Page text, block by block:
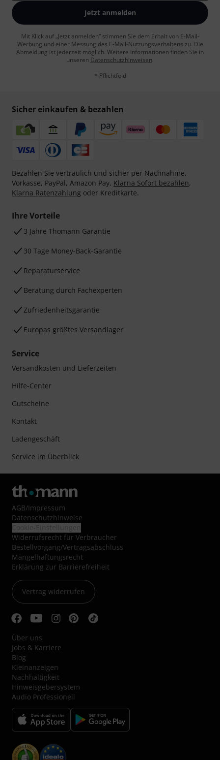
Jetzt anmelden
Mit Klick auf „Jetzt anmelden“ stimmen Sie dem Erhalt von E-Mail-
Werbung und einer Messung des E-Mail-Nutzungsverhaltens zu. Die
Abmeldung ist jederzeit möglich. Weitere Informationen finden Sie in
unseren Datenschutzhinweisen.
* Pflichtfeld
Sicher einkaufen & bezahlen
Bezahlen Sie vertraulich und sicher per Nachnahme,
Vorkasse, PayPal, Amazon Pay, Klarna Sofort bezahlen,
Klarna Ratenzahlung oder Kreditkarte.
Ihre Vorteile
3 Jahre Thomann Garantie
30 Tage Money-Back-Garantie
Reparaturservice
Beratung durch Fachexperten
Zufriedenheitsgarantie
Europas größtes Versandlager
Service
Versandkosten und Lieferzeiten
Hilfe-Center
Gutscheine
Kontakt
Ladengeschäft
Service im Überblick
AGB/Impressum
Datenschutzhinweise
Widerrufsrecht für Verbraucher
Bestellvorgang/Vertragsabschluss
Mängelhaftungsrecht
Erklärung zur Barrierefreiheit
Vertrag widerrufen
Über uns
Jobs & Karriere
Blog
Kleinanzeigen
Nachhaltigkeit
Hinweisgebersystem
Audio Professionell